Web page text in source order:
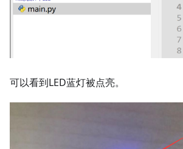
可以看到LED蓝灯被点亮。